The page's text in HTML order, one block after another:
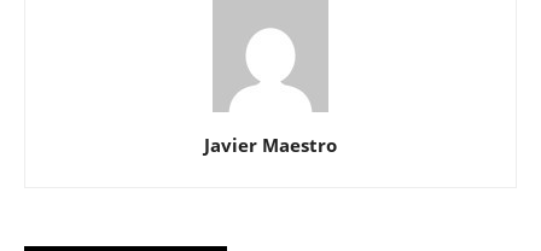
Javier Maestro